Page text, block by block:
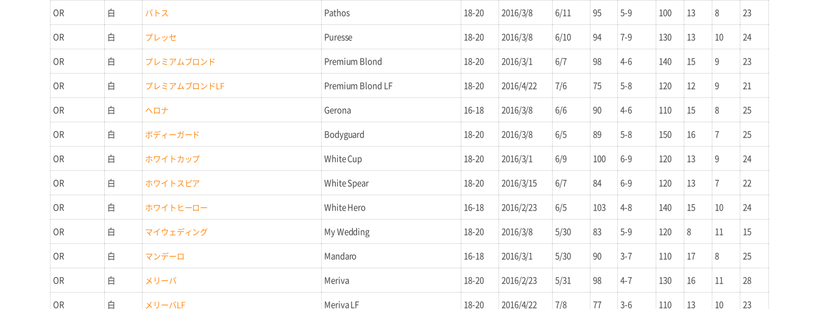
OR 白 パトス Pathos 18-20 2016/3/8 6/11 95 5-9 100 13 8 23
OR 白 プレッセ Puresse 18-20 2016/3/8 6/10 94 7-9 130 13 10 24
OR 白 プレミアムブロンド Premium Blond 18-20 2016/3/1 6/7 98 4-6 140 15 9 23
OR 白 プレミアムブロンドLF Premium Blond LF 18-20 2016/4/22 7/6 75 5-8 120 12 9 21
OR 白 ヘロナ Gerona 16-18 2016/3/8 6/6 90 4-6 110 15 8 25
OR 白 ボディーガード Bodyguard 18-20 2016/3/8 6/5 89 5-8 150 16 7 25
OR 白 ホワイトカップ White Cup 18-20 2016/3/1 6/9 100 6-9 120 13 9 24
OR 白 ホワイトスピア White Spear 18-20 2016/3/15 6/7 84 6-9 120 13 7 22
OR 白 ホワイトヒーロー White Hero 16-18 2016/2/23 6/5 103 4-8 140 15 10 24
OR 白 マイウェディング My Wedding 18-20 2016/3/8 5/30 83 5-9 120 8 11 15
OR 白 マンデーロ Mandaro 16-18 2016/3/1 5/30 90 3-7 110 17 8 25
OR 白 メリーバ Meriva 18-20 2016/2/23 5/31 98 4-7 130 16 11 28
OR 白 メリーバLF Meriva LF 18-20 2016/4/22 7/8 77 3-6 110 13 10 23